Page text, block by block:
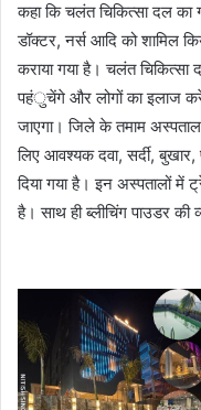
कहा कि चलंत चिकित्सा दल का
डॉक्टर, नर्स आदि को शामिल
कराया गया है। चलंत चिकित्सा
पहंुचेंगे और लोगों का इलाज
जाएगा। जिले के तमाम
लिए आवश्यक दवा, सर्दी, बुखार,
दिया गया है। इन अस्पतालों में
है। साथ ही ब्लीचिंग पाउडर की